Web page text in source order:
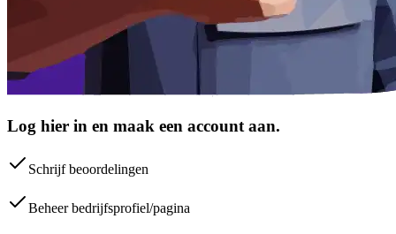
Log hier in en maak een account aan.
Schrijf beoordelingen
Beheer bedrijfsprofiel/pagina